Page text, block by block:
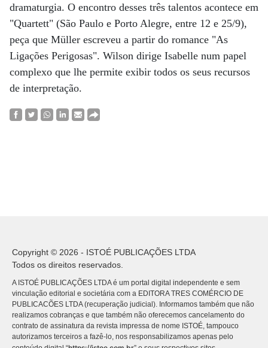
dramaturgia. O encontro desses três talentos acontece em
"Quartett" (São Paulo e Porto Alegre, entre 12 e 25/9),
peça que Müller escreveu a partir do romance "As
Ligações Perigosas". Wilson dirige Isabelle num papel
complexo que lhe permite exibir todos os seus recursos
de interpretação.
Copyright © 2026 - ISTOÉ PUBLICAÇÕES LTDA
Todos os direitos reservados.
A ISTOÉ PUBLICAÇÕES LTDA é um portal digital independente e sem
vinculação editorial e societária com a EDITORA TRES COMÉRCIO DE
PUBLICACÕES LTDA (recuperação judicial). Informamos também que não
realizamos cobranças e que também não oferecemos cancelamento do
contrato de assinatura da revista impressa de nome ISTOÉ, tampouco
autorizamos terceiros a fazê-lo, nos responsabilizamos apenas pelo